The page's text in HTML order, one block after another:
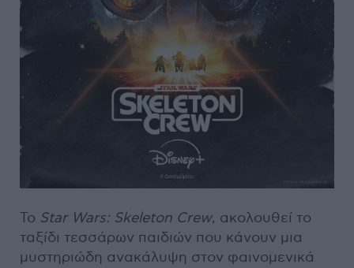
Το Star Wars: Skeleton Crew, ακολουθεί το
ταξίδι τεσσάρων παιδιών που κάνουν μια
μυστηριώδη ανακάλυψη στον φαινομενικά